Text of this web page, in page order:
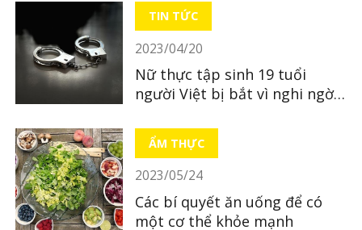
TIN TỨC
2023/04/20
Nữ thực tập sinh 19 tuổi
người Việt bị bắt vì nghi ngờ
ẨM THỰC
2023/05/24
Các bí quyết ăn uống để có
một cơ thể khỏe mạnh